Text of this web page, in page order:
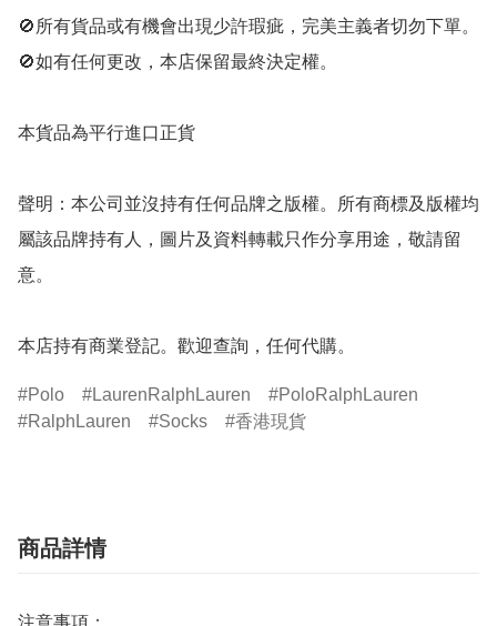
🚫所有貨品或有機會出現少許瑕疵，完美主義者切勿下單。
🚫如有任何更改，本店保留最終決定權。
本貨品為平行進口正貨
聲明：本公司並沒持有任何品牌之版權。所有商標及版權均
屬該品牌持有人，圖片及資料轉載只作分享用途，敬請留
意。
本店持有商業登記。歡迎查詢，任何代購。
Polo LaurenRalphLauren
PoloRalphLauren
RalphLauren
Socks 香港現貨
商品詳情
注意事項：